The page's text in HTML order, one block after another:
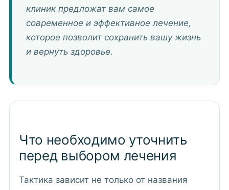
клиник предложат вам самое
современное и эффективное лечение,
которое позволит сохранить вашу жизнь
и вернуть здоровье.
Что необходимо уточнить
перед выбором лечения
Тактика зависит не только от названия